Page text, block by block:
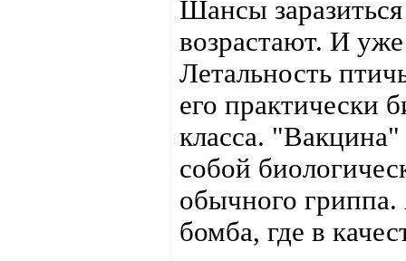
Шансы
возрастают. И
Летальность
его практически
класса. "Вакцина"
собой
обычного гриппа.
бомба, где в